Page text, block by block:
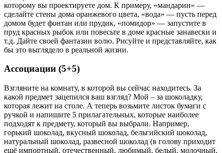
которому вы проектируете дом. К примеру, «мандарин» —
сделайте стены дома оранжевого цвета, «вода» — пусть перед
домом будет фонтан или прудик, «помидор» — запустите в
пруд красных рыбок или повесьте в доме красные занавески и
т.д. Дайте своей фантазии волю. Рисуйте и представляйте, как
бы это выглядело в реальной жизни.
Ассоциации (5+5)
Взгляните на комнату, в которой вы сейчас находитесь. За
какой предмет зацепился ваш взгляд? Мой – за шоколадку,
которая лежит на столе. А теперь возьмите листок бумаги с
ручкой и напишите 5 прилагательных, которые наиболее
подходят к предмету, который вы выбрали. Например,
горький шоколад, вкусный шоколад, бельгийский шоколад,
натуральный шоколад, развесной шоколад (в голову приходит
ещё импортный, отечественный, любимый, белый, молочный,